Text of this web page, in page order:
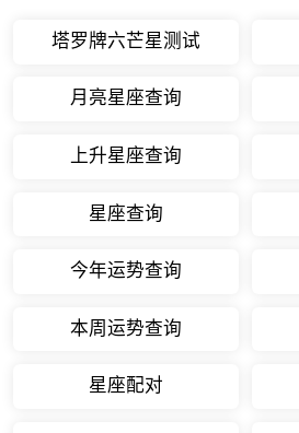
塔罗牌六芒星测试
月亮星座查询
上升星座查询
星座查询
今年运势查询
本周运势查询
星座配对